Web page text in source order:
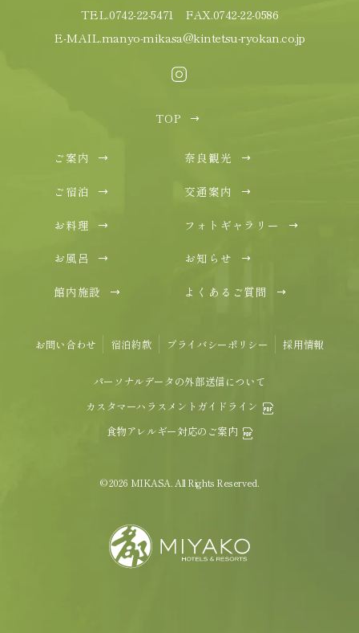
TEL.0742-22-5471
FAX.0742-22-0586
E-MAIL.manyo-mikasa@kintetsu-ryokan.co.jp
TOP
ご案内
ご宿泊
お料理
お風呂
館内施設
奈良観光
交通案内
フォトギャラリー
お知らせ
よくあるご質問
お問い合わせ 宿泊約款 プライバシーポリシー 採用情報
パーソナルデータの外部送信について
カスタマーハラスメントガイドライン
食物アレルギー対応のご案内
© 2026 MIKASA. All Rights Reserved.